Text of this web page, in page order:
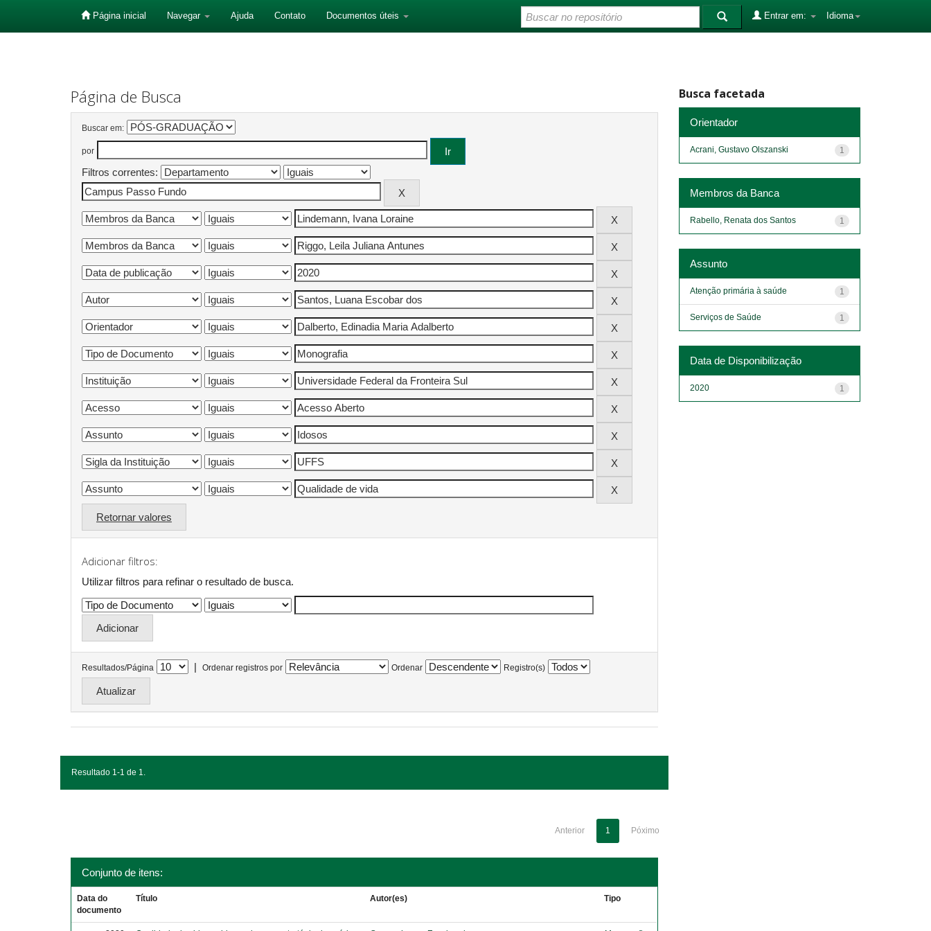
Página inicial Navegar Ajuda Contato Documentos úteis Idioma
Entrar em:
Página de Busca
Buscar em:
por
Filtros correntes:
Retornar valores
Adicionar filtros:
Utilizar filtros para refinar o resultado de busca.
Resultados/Página | Ordenar registros por Ordenar Registro(s)
Resultado 1-1 de 1.
Anterior 1 Póximo
Conjunto de itens:
Data do
documento
Título Autor(es) Tipo
Busca facetada
Orientador
1
Acrani, Gustavo Olszanski
Membros da Banca
1
Rabello, Renata dos Santos
Assunto
1
Atenção primária à saúde
1
Serviços de Saúde
Data de Disponibilização
1
2020